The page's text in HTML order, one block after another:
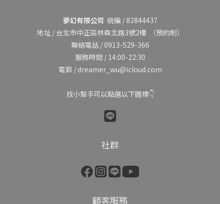
夢幻有限公司 統編 / 82844437
地址 / 台北市中正區林森北路3號2樓（預約制）
聯絡電話 / 0913-529-366
服務時間 / 14:00-22:30
電郵 / dreamer_wu@icloud.com
找小幫手可以點選以下圖標👇
社群
顧客服務